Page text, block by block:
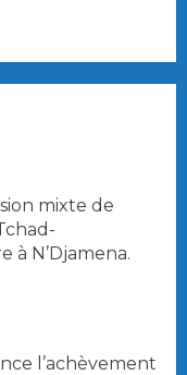
mixte de
à N’Djamena.
l’achèvement